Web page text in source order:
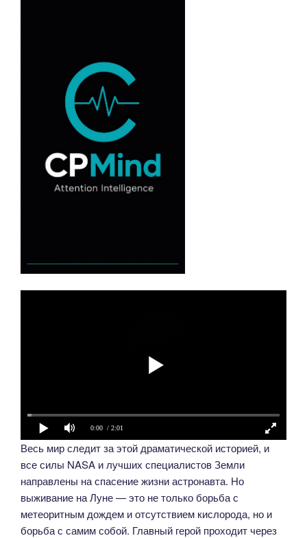
0:00 / 2:01
Весь мир следит за этой драматической историей, и
все силы NASA и лучших специалистов Земли
направлены на спасение жизни астронавта. Но
выживание на Луне — это не только борьба с
метеоритным дождем и отсутствием кислорода, но и
борьба с самим собой. Главный герой проходит через